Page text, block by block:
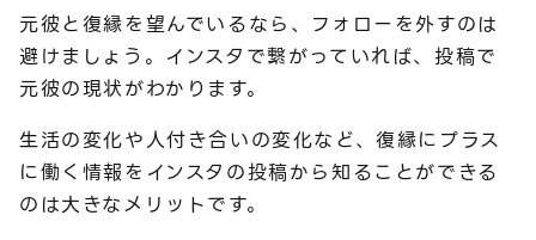
元彼と復縁を望んでいるなら、フォローを外すのは
避けましょう。インスタで繋がっていれば、投稿で
元彼の現状がわかります。
生活の変化や人付き合いの変化など、復縁にプラス
に働く情報をインスタの投稿から知ることができる
のは大きなメリットです。